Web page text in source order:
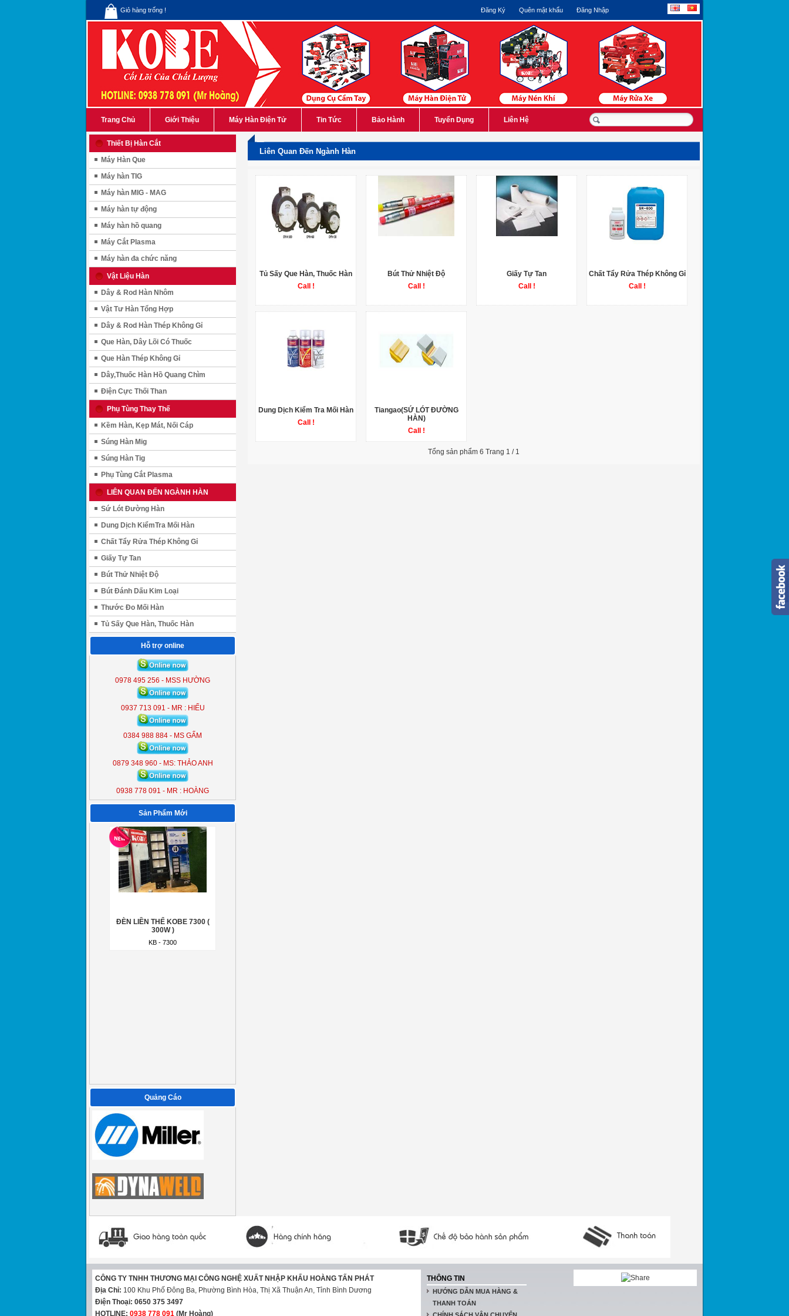
Giỏ hàng trống ! Đăng Ký Quên mật khẩu Đăng Nhập
Trang Chủ Giới Thiệu Máy Hàn Điện Tử Tin Tức Bảo Hành Tuyển Dụng Liên Hệ
Thiết Bị Hàn Cắt
Máy Hàn Que
Máy hàn TIG
Máy hàn MIG - MAG
Máy hàn tự động
Máy hàn hồ quang
Máy Cắt Plasma
Máy hàn đa chức năng
Vật Liệu Hàn
Dây & Rod Hàn Nhôm
Vật Tư Hàn Tổng Hợp
Dây & Rod Hàn Thép Không Gỉ
Que Hàn, Dây Lõi Có Thuốc
Que Hàn Thép Không Gỉ
Dây,Thuốc Hàn Hồ Quang Chìm
Điện Cực Thối Than
Phụ Tùng Thay Thế
Kềm Hàn, Kẹp Mát, Nối Cáp
Súng Hàn Mig
Súng Hàn Tig
Phụ Tùng Cắt Plasma
LIÊN QUAN ĐẾN NGÀNH HÀN
Sứ Lót Đường Hàn
Dung Dịch KiểmTra Mối Hàn
Chất Tẩy Rửa Thép Không Gỉ
Giấy Tự Tan
Bút Thử Nhiệt Độ
Bút Đánh Dấu Kim Loại
Thước Đo Mối Hàn
Tủ Sấy Que Hàn, Thuốc Hàn
Hỗ trợ online
0978 495 256 - MSS HƯỜNG
0937 713 091 - MR : HIẾU
0384 988 884 - MS GẤM
0879 348 960 - MS: THẢO ANH
0938 778 091 - MR : HOÀNG
Sản Phẩm Mới
ĐÈN LIỀN THỂ KOBE 7300 (
KB - 7300
ĐÈN LIỀN THỂ KOBE 7300 (
300W )
KB - 7300
ĐÈN LIỀN THỂ KOBE 7300 (
300W )
KB - 7300
Quảng Cáo
Liên Quan Đến Ngành Hàn
Tủ Sấy Que Hàn, Thuốc Hàn
Call !
Bút Thử Nhiệt Độ
Call !
Giấy Tự Tan
Call !
Chất Tẩy Rửa Thép Không Gỉ
Call !
Dung Dịch Kiểm Tra Mối Hàn
Call !
Tiangao(SỨ LÓT ĐƯỜNG
HÀN)
Call !
Tổng sản phẩm 6 Trang 1 / 1
CÔNG TY TNHH THƯƠNG MẠI CÔNG NGHỆ XUẤT NHẬP KHẨU HOÀNG TẤN PHÁT
Địa Chỉ: 100 Khu Phố Đông Ba, Phường Bình Hòa, Thị Xã Thuận An, Tỉnh Bình Dương
Điện Thoại: 0650 375 3497
HOTLINE: 0938 778 091 (Mr Hoàng)
THÔNG TIN
HƯỚNG DẪN MUA HÀNG &
THANH TOÁN